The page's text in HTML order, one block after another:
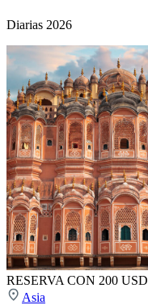
Diarias 2026
RESERVA CON 200 USD
Asia